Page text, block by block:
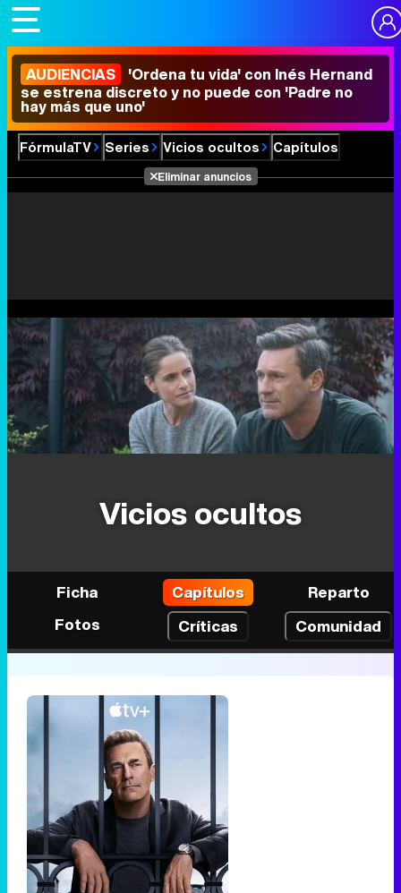
AUDIENCIAS 'Ordena tu vida' con Inés Hernand
se estrena discreto y no puede con 'Padre no
hay más que uno'
FórmulaTV Series Vicios ocultos Capítulos
Eliminar anuncios
Vicios ocultos
Ficha Capítulos
Reparto
Fotos
Críticas Comunidad